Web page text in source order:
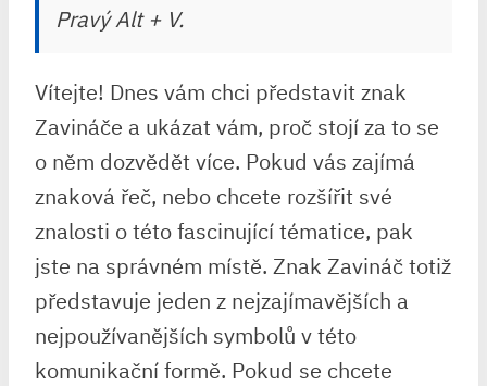
Pravý Alt + V.
Vítejte! Dnes vám chci představit znak
Zavináče a ukázat vám, proč stojí za to se
o něm dozvědět více. Pokud vás zajímá
znaková řeč, nebo chcete rozšířit své
znalosti o této fascinující tématice, pak
jste na správném místě. Znak Zavináč totiž
představuje jeden z nejzajímavějších a
nejpoužívanějších symbolů v této
komunikační formě. Pokud se chcete